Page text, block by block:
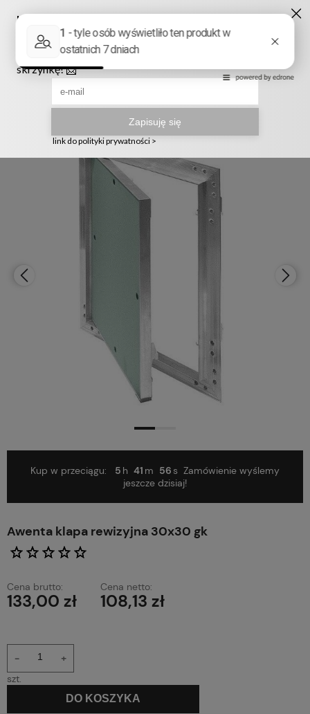
Ruszyła nowa szata graficzna naszego sklepu! ❤️
222905958
Instalacje Klimatyzacja wentylacja Drzwiczki klapy
Kup w przeciągu: 5 41 56
Zamówienie wyślemy
jeszcze dzisiaj!
Awenta klapa rewizyjna 30x30 gk
Cena brutto:
133,00 zł
Cena netto:
108,13 zł
+
-
szt.
DO KOSZYKA